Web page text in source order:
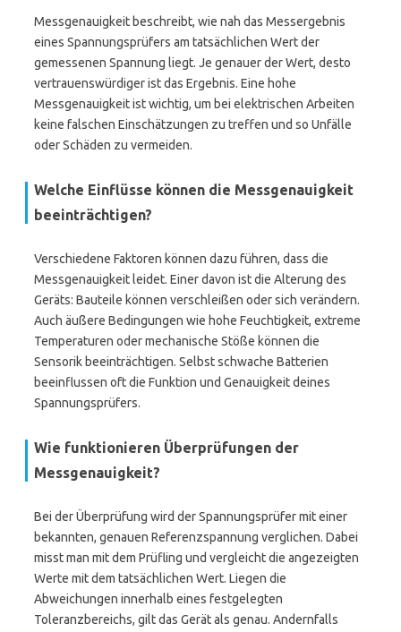
Messgenauigkeit beschreibt, wie nah das Messergebnis
eines Spannungsprüfers am tatsächlichen Wert der
gemessenen Spannung liegt. Je genauer der Wert, desto
vertrauenswürdiger ist das Ergebnis. Eine hohe
Messgenauigkeit ist wichtig, um bei elektrischen Arbeiten
keine falschen Einschätzungen zu treffen und so Unfälle
oder Schäden zu vermeiden.
Welche Einflüsse können die Messgenauigkeit
beeinträchtigen?
Verschiedene Faktoren können dazu führen, dass die
Messgenauigkeit leidet. Einer davon ist die Alterung des
Geräts: Bauteile können verschleißen oder sich verändern.
Auch äußere Bedingungen wie hohe Feuchtigkeit, extreme
Temperaturen oder mechanische Stöße können die
Sensorik beeinträchtigen. Selbst schwache Batterien
beeinflussen oft die Funktion und Genauigkeit deines
Spannungsprüfers.
Wie funktionieren Überprüfungen der
Messgenauigkeit?
Bei der Überprüfung wird der Spannungsprüfer mit einer
bekannten, genauen Referenzspannung verglichen. Dabei
misst man mit dem Prüfling und vergleicht die angezeigten
Werte mit dem tatsächlichen Wert. Liegen die
Abweichungen innerhalb eines festgelegten
Toleranzbereichs, gilt das Gerät als genau. Andernfalls